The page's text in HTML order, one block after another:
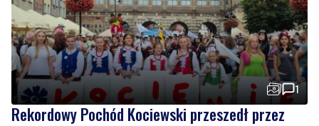
1
Rekordowy Pochód Kociewski przeszedł przez